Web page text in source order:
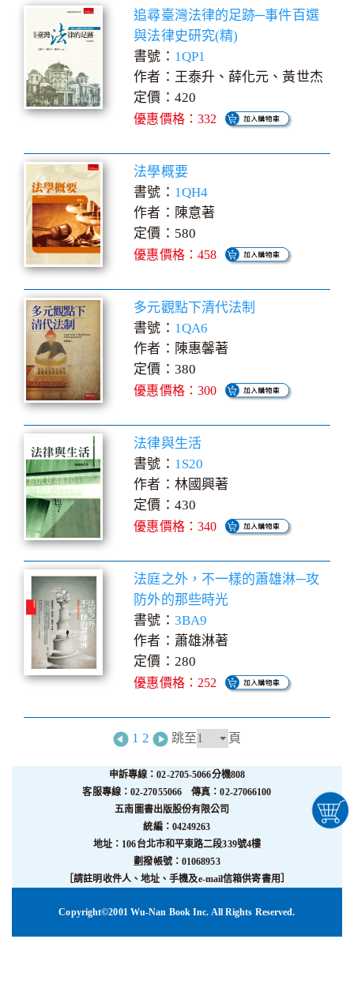
追尋臺灣法律的足跡─事件百選
與法律史研究(精)
書號： 1QP1
作者：王泰升、薛化元、黃世杰
定價：420
優惠價格：332
法學概要
書號： 1QH4
作者：陳意著
定價：580
優惠價格：458
多元觀點下清代法制
書號： 1QA6
作者：陳惠馨著
定價：380
優惠價格：300
法律與生活
書號： 1S20
作者：林國興著
定價：430
優惠價格：340
法庭之外，不一樣的蕭雄淋─攻
防外的那些時光
書號： 3BA9
作者：蕭雄淋著
定價：280
優惠價格：252
1 2 跳至 頁
申訴專線：02-2705-5066分機808
客服專線：02-27055066 傳真：02-27066100
五南圖書出版股份有限公司
統編：04249263
地址：106台北市和平東路二段339號4樓
劃撥帳號：01068953
［請註明收件人、地址、手機及e-mail信箱供寄書用］
Copyright©2001 Wu-Nan Book Inc. All Rights Reserved.